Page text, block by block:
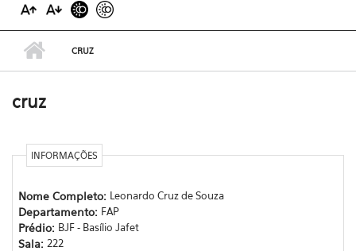
CRUZ
cruz
INFORMAÇÕES
Nome Completo: Leonardo Cruz de Souza
Departamento: FAP
Prédio: BJF - Basílio Jafet
Sala: 222